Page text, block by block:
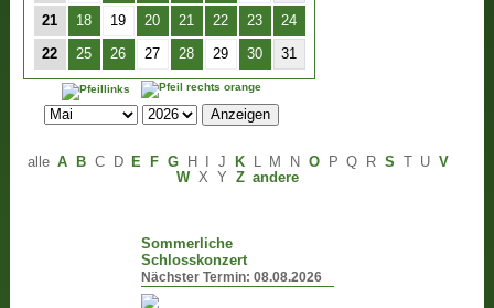
21 18 19 20 21 22 23 24
22 25 26 27 28 29 30 31
alle A B C D E F G H J K L M N O P Q R S U V
W X Y Z andere
Sommerliche
Schlosskonzert
Nächster Termin:08.08.2026